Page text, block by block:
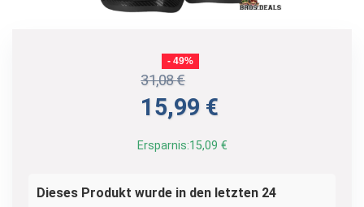
- 49%
31,08€
Ursprünglicher
war:
15,99 €
ist:
Ersparnis:15,09 €
Dieses Produkt wurde in den letzten 24